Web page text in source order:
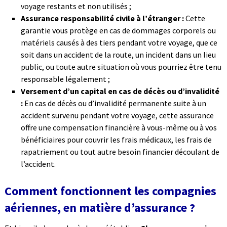
voyage restants et non utilisés ;
Assurance responsabilité civile à l’étranger :Cette
garantie vous protège en cas de dommages corporels ou
matériels causés à des tiers pendant votre voyage, que ce
soit dans un accident de la route, un incident dans un lieu
public, ou toute autre situation où vous pourriez être tenu
responsable légalement ;
Versement d’un capital en cas de décès ou d’invalidité
:En cas de décès ou d’invalidité permanente suite à un
accident survenu pendant votre voyage, cette assurance
offre une compensation financière à vous-même ou à vos
bénéficiaires pour couvrir les frais médicaux, les frais de
rapatriement ou tout autre besoin financier découlant de
l’accident.
Comment fonctionnent les compagnies
aériennes, en matière d’assurance ?